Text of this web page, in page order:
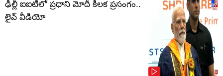
ఢిల్లీ ఐఐటీలో ప్రధాని మోదీ కీలక ప్రసంగం..
లైవ్ వీడియో